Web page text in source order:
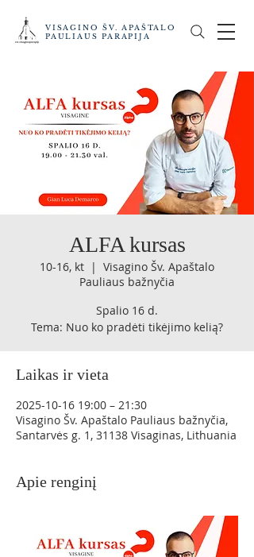
VISAGINO ŠV. APAŠTALO
PAULIAUS PARAPIJA
ALFA kursas
10-16, kt
  |
Visagino Šv. Apaštalo
Pauliaus bažnyčia
Spalio 16 d.
Tema: Nuo ko pradėti tikėjimo kelią?
Laikas ir vieta
2025-10-16 19:00 – 21:30
Visagino Šv. Apaštalo Pauliaus bažnyčia,
Santarvės g. 1, 31138 Visaginas, Lithuania
Apie renginį